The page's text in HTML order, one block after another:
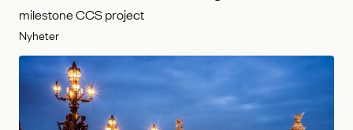
milestone CCS project
Nyheter